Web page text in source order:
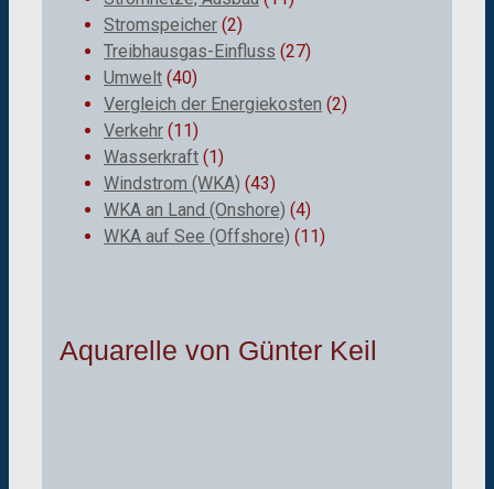
Stromspeicher (2)
Treibhausgas-Einfluss (27)
Umwelt (40)
Vergleich der Energiekosten (2)
Verkehr (11)
Wasserkraft (1)
Windstrom (WKA) (43)
WKA an Land (Onshore) (4)
WKA auf See (Offshore) (11)
Aquarelle von Günter Keil